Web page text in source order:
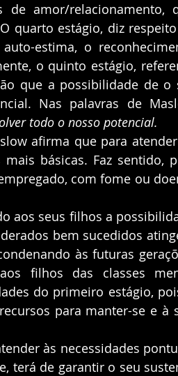
de amor/relacionamento,
quarto estágio, diz
estima, o
o quinto estágio,
que a possibilidade de o
Nas palavras de
todo o nosso potencial.
afirma que para
básicas. Faz sentido,
com fome ou
aos seus filhos a
bem sucedidos
às futuras
filhos das classes
do primeiro estágio,
para manter-se e à
às necessidades
terá de garantir o seu